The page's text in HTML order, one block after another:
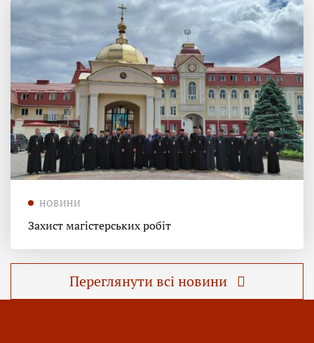
НОВИНИ
Захист магістерських робіт
Переглянути всі новини